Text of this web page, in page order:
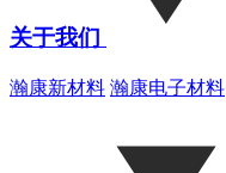
关于我们
瀚康新材料 瀚康电子材料